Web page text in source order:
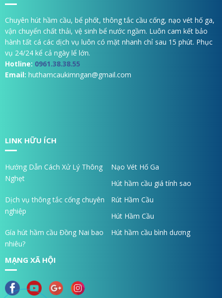
Chuyên hút hầm cầu, bể phốt, thông tắc cầu cống, nạo vét hố ga,
vận chuyển chất thải, vệ sinh bể nước ngầm. Luôn cam kết bảo
hành tất cá các dịch vụ luôn có mặt nhanh chỉ sau 15 phút. Phục
vụ 24/24 kể cả ngày lể lớn.
Hotline: 0961.38.38.55
Email: huthamcaukimngan@gmail.com
LINK HỮU ÍCH
Hướng Dẫn Cách Xử Lý Thông
Nghẹt
Nạo Vét Hố Ga
Hút hầm cầu giá tính sao
Dịch vụ thông tắc cống chuyên
nghiệp
Rút Hầm Cầu
Hút Hầm Cầu
Gía hút hầm cầu Đồng Nai bao
nhiêu?
Hút hầm cầu bình dương
MẠNG XÃ HỘI